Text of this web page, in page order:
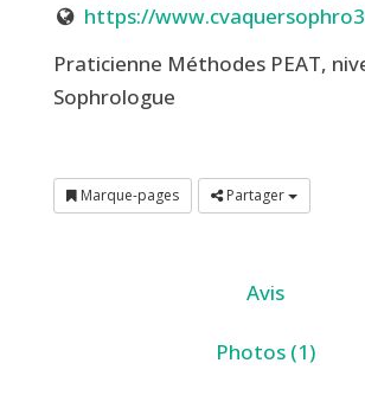
https://
Praticienne Méthodes PEAT,
Sophrologue
Marque-pages Partager
Avis
Photos (1)